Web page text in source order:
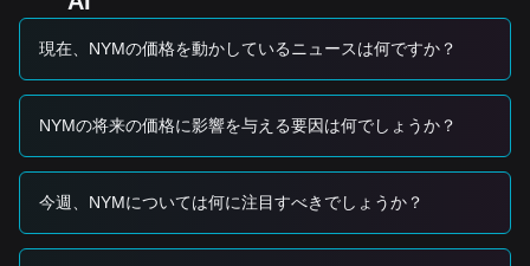
ィングなプライバシー基盤プロジェクトであるNYMは、長期
ネットワークの有用性とステーキング：ノードのボンディン
グおよびステーキング報酬のためのNYMトークン需要が継続
しており、トークンのエコシステム価値を支えるベースライ
ンのユーティリティとなっています。
探しているためです。
現在、NYMの価格を動かしているニュースは何ですか？
NYMの将来の価格に影響を与える要因は何でしょうか？
今週、NYMについては何に注目すべきでしょうか？